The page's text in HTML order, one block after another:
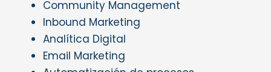
Community Management
Inbound Marketing
Analítica Digital
Email Marketing